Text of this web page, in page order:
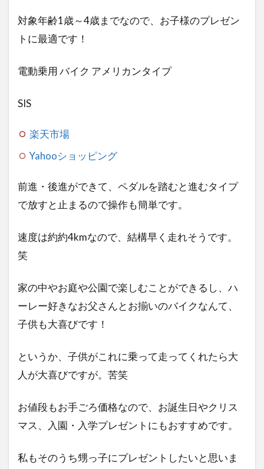
対象年齢1歳～4歳までなので、お子様のプレゼン
トに最適です！
電動乗用 バイク アメリカンタイプ
SIS
楽天市場
Yahooショッピング
前進・後進ができて、ペダルを踏むと進むタイプ
で放すと止まるので操作も簡単です。
速度は約約4kmなので、結構早く走れそうです。
笑
家の中やお庭や公園で楽しむことができるし、ハ
ーレー好きなお父さんとお揃いのバイクなんて、
子供も大喜びです！
というか、子供がこれに乗って走ってくれたら大
人が大喜びですが。苦笑
お値段もお手ごろ価格なので、お誕生日やクリス
マス、入園・入学プレゼントにもおすすめです。
私もそのうち甥っ子にプレゼントしたいと思いま